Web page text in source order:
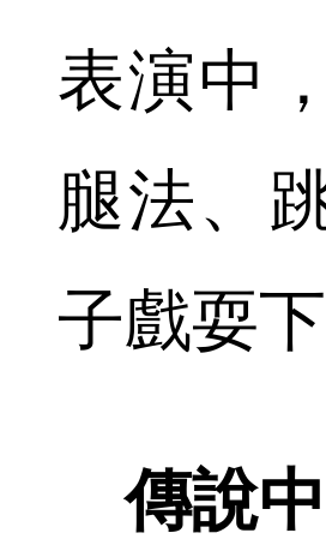
表演中
腿法、
子戲耍
傳說中